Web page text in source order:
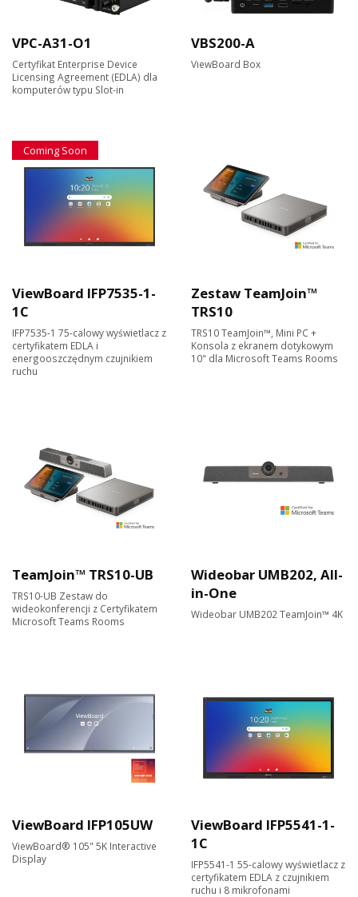
VPC-A31-O1
Certyfikat Enterprise Device
Licensing Agreement (EDLA) dla
komputerów typu Slot-in
VBS200-A
ViewBoard Box
Coming Soon
ViewBoard IFP7535-1-
1C
IFP7535-1 75-calowy wyświetlacz z
certyfikatem EDLA i
energooszczędnym czujnikiem
ruchu
Zestaw TeamJoin™
TRS10
TRS10 TeamJoin™, Mini PC +
Konsola z ekranem dotykowym
10" dla Microsoft Teams Rooms
TeamJoin™ TRS10-UB
TRS10-UB Zestaw do
wideokonferencji z Certyfikatem
Microsoft Teams Rooms
Wideobar UMB202, All-
in-One
Wideobar UMB202 TeamJoin™ 4K
ViewBoard IFP105UW
ViewBoard® 105" 5K Interactive
Display
ViewBoard IFP5541-1-
1C
IFP5541-1 55-calowy wyświetlacz z
certyfikatem EDLA z czujnikiem
ruchu i 8 mikrofonami